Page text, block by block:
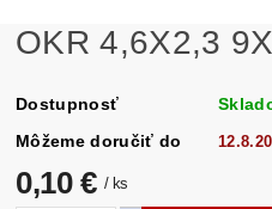
OKR 4,6X2,3
Dostupnosť
Môžeme doručiť do
0,10 € / ks